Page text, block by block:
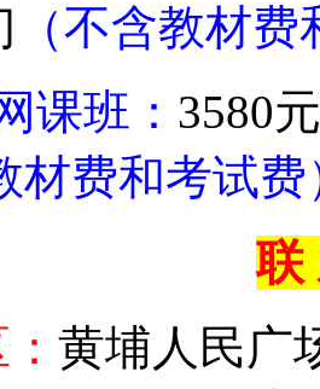
（不含教材
课班： 3580
材费和考试费
联
黄埔人民广